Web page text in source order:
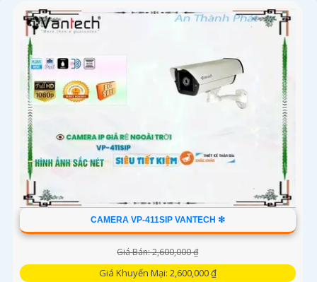
CAMERA VP-411SIP VANTECH ❇
Giá Bán: 2,600,000 ₫
Giá Khuyến Mại: 2,600,000 ₫